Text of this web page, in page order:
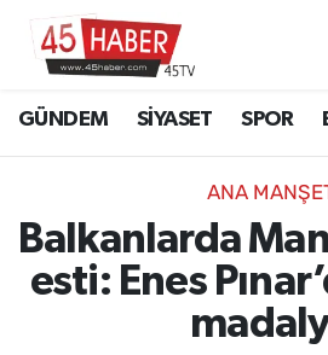
GÜNDEM SİYASET SPOR
ANA
Balkanlarda
esti: Enes
SİYASET
EKONOMİ
Manisa Hava Durumu
Manisa Trafik Yoğunluk
Süper Lig Puan Durumu